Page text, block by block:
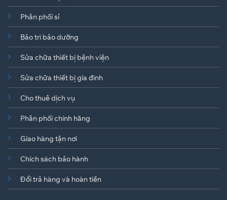
Phân phối sỉ
Bảo trì bảo dưỡng
Sửa chữa thiết bị bệnh viện
Sửa chữa thiết bị gia đình
Cho thuê dịch vụ
Phân phối chính hãng
Giao hàng tận nơi
Chích sách bảo hành
Đổi trả hàng và hoàn tiền